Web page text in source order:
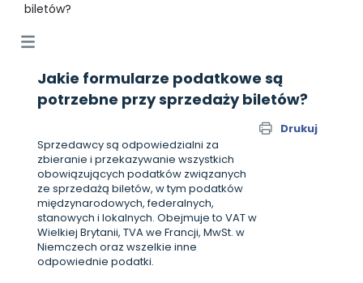
biletów?
Jakie formularze podatkowe są
potrzebne przy sprzedaży biletów?
Drukuj
Sprzedawcy są odpowiedzialni za
zbieranie i przekazywanie wszystkich
obowiązujących podatków związanych
ze sprzedażą biletów, w tym podatków
międzynarodowych, federalnych,
stanowych i lokalnych. Obejmuje to VAT w
Wielkiej Brytanii, TVA we Francji, MwSt. w
Niemczech oraz wszelkie inne
odpowiednie podatki.